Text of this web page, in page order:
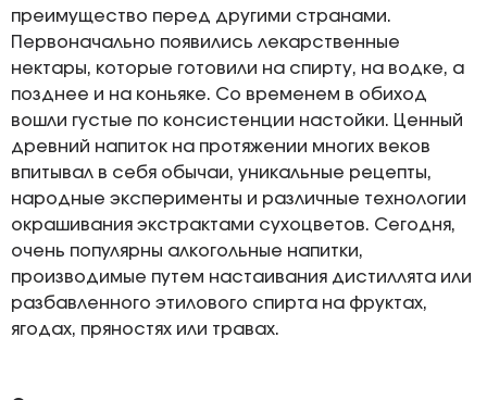
преимущество перед другими странами.
Первоначально появились лекарственные
нектары, которые готовили на спирту, на водке, а
позднее и на коньяке. Со временем в обиход
вошли густые по консистенции настойки. Ценный
древний напиток на протяжении многих веков
впитывал в себя обычаи, уникальные рецепты,
народные эксперименты и различные технологии
окрашивания экстрактами сухоцветов. Сегодня,
очень популярны алкогольные напитки,
производимые путем настаивания дистиллята или
разбавленного этилового спирта на фруктах,
ягодах, пряностях или травах.